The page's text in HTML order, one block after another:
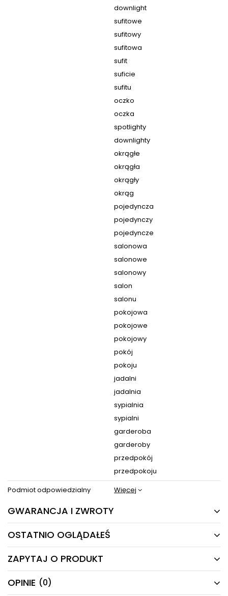
downlight
sufitowe
sufitowy
sufitowa
sufit
suficie
sufitu
oczko
oczka
spotlighty
downlighty
okrągłe
okrągła
okrągły
okrąg
pojedyncza
pojedynczy
pojedyncze
salonowa
salonowe
salonowy
salon
salonu
pokojowa
pokojowe
pokojowy
pokój
pokoju
jadalni
jadalnia
sypialnia
sypialni
garderoba
garderoby
przedpokój
przedpokoju
Podmiot odpowiedzialny
Więcej
GWARANCJA I ZWROTY
24 MIESIĄCE
Producent gwarantuje naprawę lub wymianę sprzętu
do 24 miesięcy od daty zakupu. Skontaktuj się ze
sklepem za pośrednictwem formularza reklamacji
aby zamówić kuriera który odbierze sprzęt z Twojego
OSTATNIO OGLĄDAŁEŚ
PRODUKTY Z TEJ SERII
ZAPYTAJ O PRODUKT
Masz pytania odnośnie produktu, oferty lub współpracy z
nami?
OPINIE (0)